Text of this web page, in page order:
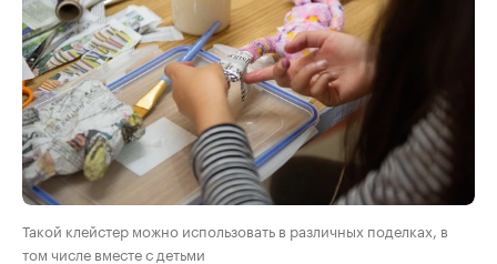
Такой клейстер можно использовать в различных поделках, в
том числе вместе с детьми